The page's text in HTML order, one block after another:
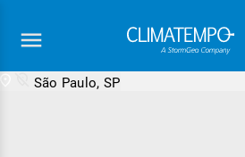
São Paulo, SP